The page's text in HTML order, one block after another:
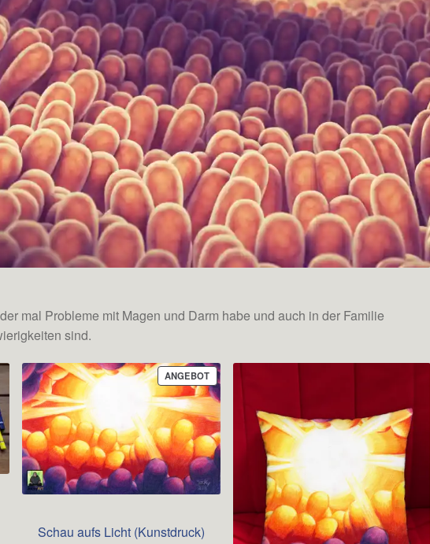
mal Probleme mit Magen und Darm habe und auch in der Familie
sind.
ANGEBOTPRODUKT
IM
ANGEBOT
Schau aufs Licht (Kunstdruck)